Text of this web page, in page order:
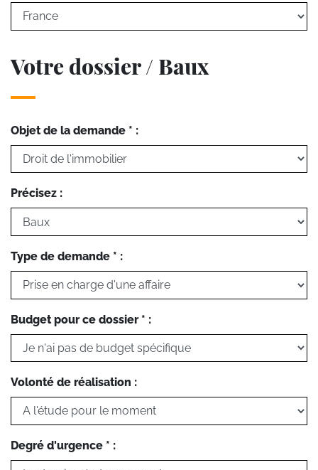
Votre dossier / Baux
Objet de la demande * :
Précisez :
Type de demande * :
Budget pour ce dossier * :
Volonté de réalisation :
Degré d'urgence * :